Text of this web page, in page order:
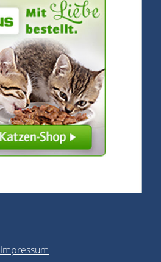
Impressum